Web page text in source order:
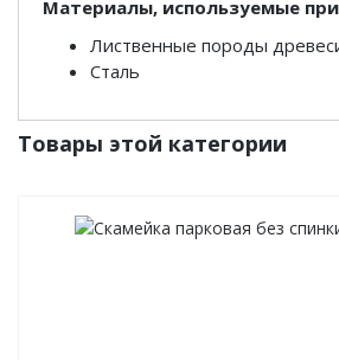
Материалы, используемые
Лиственные породы
Сталь
Товары этой категории